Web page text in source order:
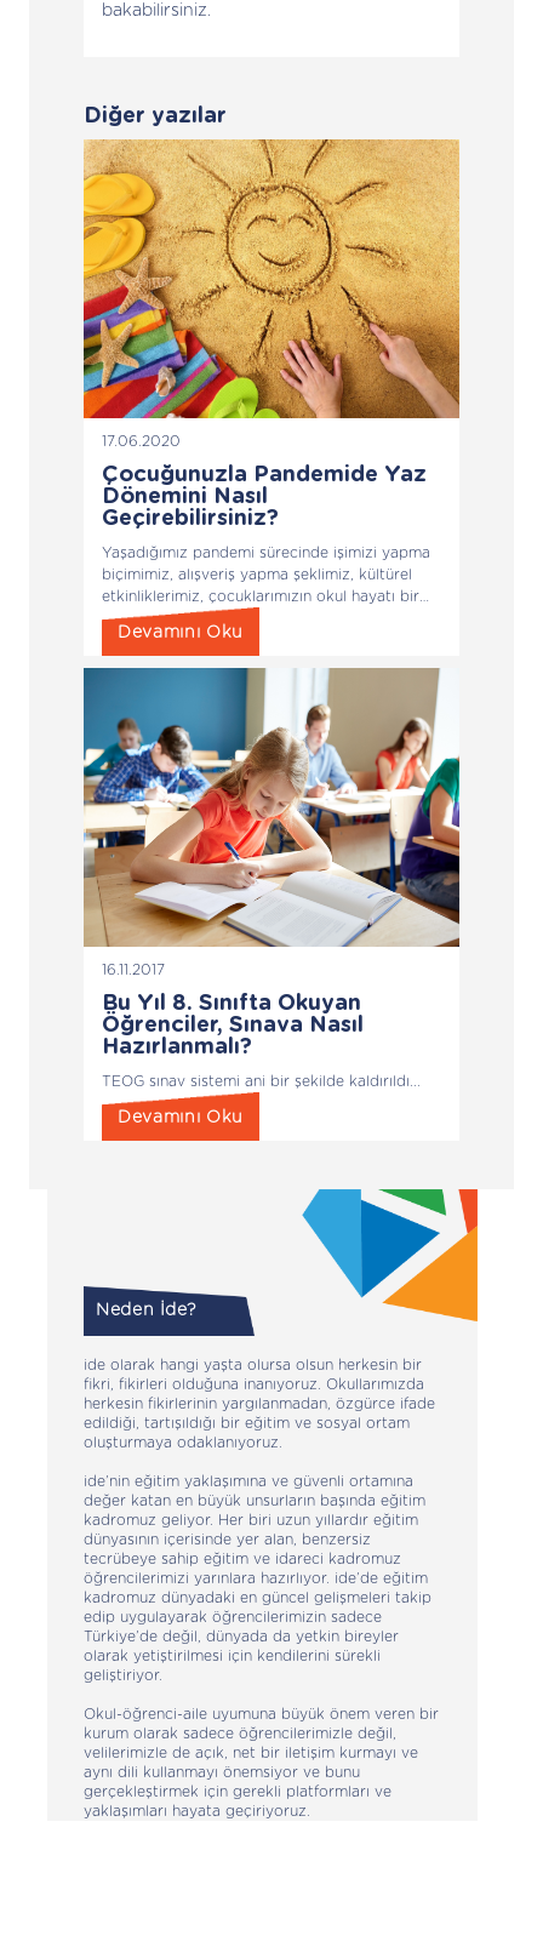
bakabilirsiniz.
Diğer yazılar
17.06.2020
Çocuğunuzla Pandemide Yaz
Dönemini Nasıl
Geçirebilirsiniz?
Yaşadığımız pandemi sürecinde işimizi yapma
biçimimiz, alışveriş yapma şeklimiz, kültürel
etkinliklerimiz, çocuklarımızın okul hayatı bir
başkalaşıma uğradı.
Devamını Oku
16.11.2017
Bu Yıl 8. Sınıfta Okuyan
Öğrenciler, Sınava Nasıl
Hazırlanmalı?
TEOG sınav sistemi ani bir şekilde kaldırıldı...
Devamını Oku
Neden İde?
ide olarak hangi yaşta olursa olsun herkesin bir
fikri, fikirleri olduğuna inanıyoruz. Okullarımızda
herkesin fikirlerinin yargılanmadan, özgürce ifade
edildiği, tartışıldığı bir eğitim ve sosyal ortam
oluşturmaya odaklanıyoruz.
ide’nin eğitim yaklaşımına ve güvenli ortamına
değer katan en büyük unsurların başında eğitim
kadromuz geliyor. Her biri uzun yıllardır eğitim
dünyasının içerisinde yer alan, benzersiz
tecrübeye sahip eğitim ve idareci kadromuz
öğrencilerimizi yarınlara hazırlıyor. ide’de eğitim
kadromuz dünyadaki en güncel gelişmeleri takip
edip uygulayarak öğrencilerimizin sadece
Türkiye’de değil, dünyada da yetkin bireyler
olarak yetiştirilmesi için kendilerini sürekli
geliştiriyor.
Okul-öğrenci-aile uyumuna büyük önem veren bir
kurum olarak sadece öğrencilerimizle değil,
velilerimizle de açık, net bir iletişim kurmayı ve
aynı dili kullanmayı önemsiyor ve bunu
gerçekleştirmek için gerekli platformları ve
yaklaşımları hayata geçiriyoruz.